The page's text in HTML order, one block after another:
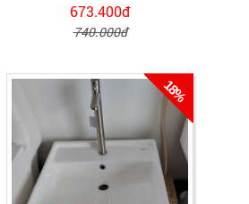
673.400đ
740.000đ
18%